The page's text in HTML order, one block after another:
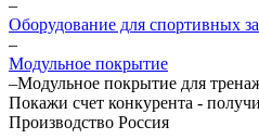
–
Оборудование для спортивных
–
Модульное покрытие
–Модульное покрытие для
Покажи счет конкурента -
Производство Россия